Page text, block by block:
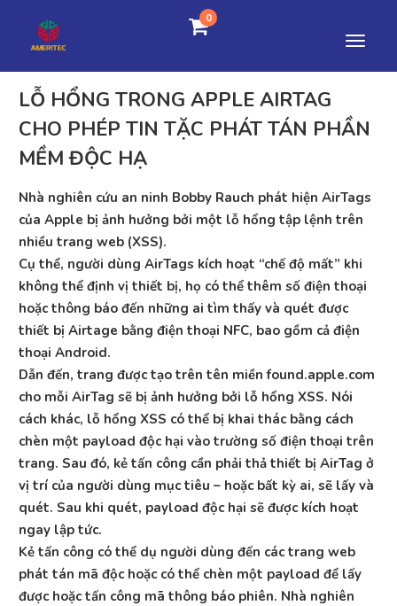
0
LỖ HỔNG TRONG APPLE AIRTAG
CHO PHÉP TIN TẶC PHÁT TÁN PHẦN
MỀM ĐỘC HẠ
Nhà nghiên cứu an ninh Bobby Rauch phát hiện AirTags
của Apple bị ảnh hưởng bởi một lỗ hổng tập lệnh trên
nhiều trang web (XSS).
Cụ thể, người dùng AirTags kích hoạt “chế độ mất” khi
không thể định vị thiết bị, họ có thể thêm số điện thoại
hoặc thông báo đến những ai tìm thấy và quét được
thiết bị Airtage bằng điện thoại NFC, bao gồm cả điện
thoại Android.
Dẫn đến, trang được tạo trên tên miền found.apple.com
cho mỗi AirTag sẽ bị ảnh hưởng bởi lỗ hổng XSS. Nói
cách khác, lỗ hổng XSS có thể bị khai thác bằng cách
chèn một payload độc hại vào trường số điện thoại trên
trang. Sau đó, kẻ tấn công cần phải thả thiết bị AirTag ở
vị trí của người dùng mục tiêu – hoặc bất kỳ ai, sẽ lấy và
quét. Sau khi quét, payload độc hại sẽ được kích hoạt
ngay lập tức.
Kẻ tấn công có thể dụ người dùng đến các trang web
phát tán mã độc hoặc có thể chèn một payload để lấy
được hoặc tấn công mã thông báo phiên. Nhà nghiên